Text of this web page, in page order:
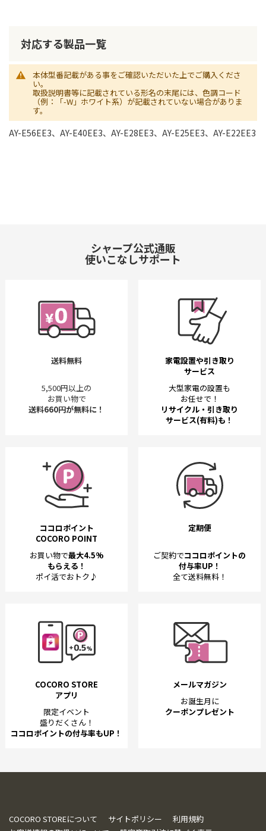
対応する製品一覧
本体型番記載がある事をご確認いただいた上でご購入くださ
い。
取扱説明書等に記載されている形名の末尾には、色調コード
（例：「-W」ホワイト系）が記載されていない場合がありま
す。
AY-E56EE3、AY-E40EE3、AY-E28EE3、AY-E25EE3、AY-E22EE3
シャープ公式通販
使いこなしサポート
送料無料
5,500円以上の
お買い物で
送料660円が無料に！
家電設置や引き取り
サービス
大型家電の設置も
お任せで！
リサイクル・引き取り
サービス(有料)も！
ココロポイント
COCORO POINT
お買い物で最大4.5%
もらえる！
ポイ活でおトク♪
定期便
ご契約でココロポイントの
付与率UP！
全て送料無料！
COCORO STORE
アプリ
限定イベント
盛りだくさん！
ココロポイントの付与率もUP！
メールマガジン
お誕生月に
クーポンプレゼント
COCORO STOREについて サイトポリシー
利用規約